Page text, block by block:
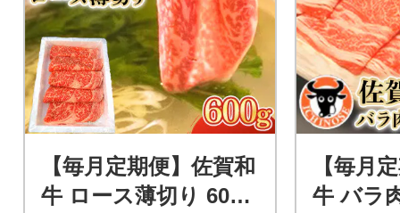
【毎月定期便】佐賀和
牛 ロース薄切り 600g
【毎月
牛 バラ